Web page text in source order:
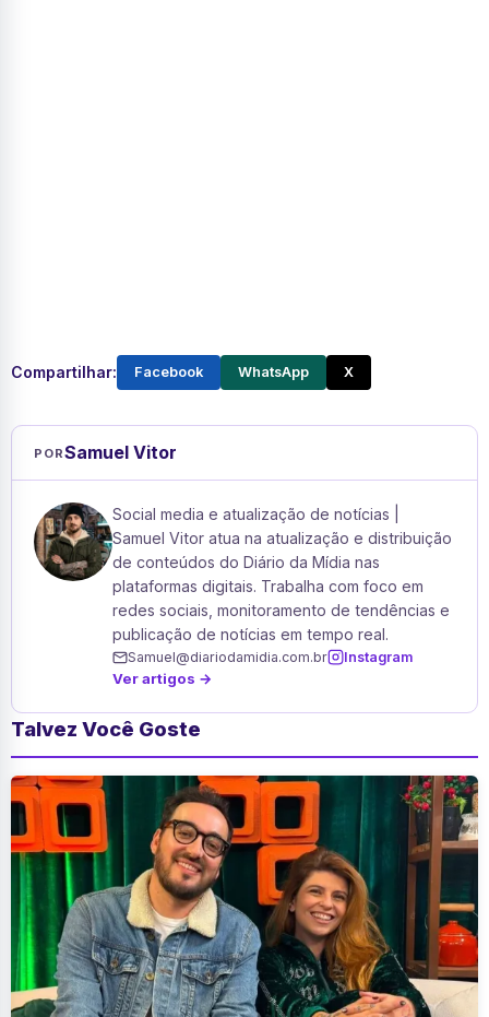
Compartilhar: Facebook WhatsApp X
PORSamuel Vitor
Social media e atualização de notícias |
Samuel Vitor atua na atualização e distribuição
de conteúdos do Diário da Mídia nas
plataformas digitais. Trabalha com foco em
redes sociais, monitoramento de tendências e
publicação de notícias em tempo real.
Samuel@diariodamidia.com.br Instagram
Ver artigos →
Talvez Você Goste